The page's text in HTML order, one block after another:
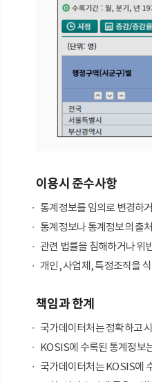
이용시 준수사항
통계정보를 임의로 변경하
통계정보나 통계정보의 출
관련 법률을 침해하거나 위
개인, 사업체, 특정조직을
책임과 한계
국가데이터처는 정확하고
KOSIS에 수록된 통계정보
국가데이터처는 KOSIS에